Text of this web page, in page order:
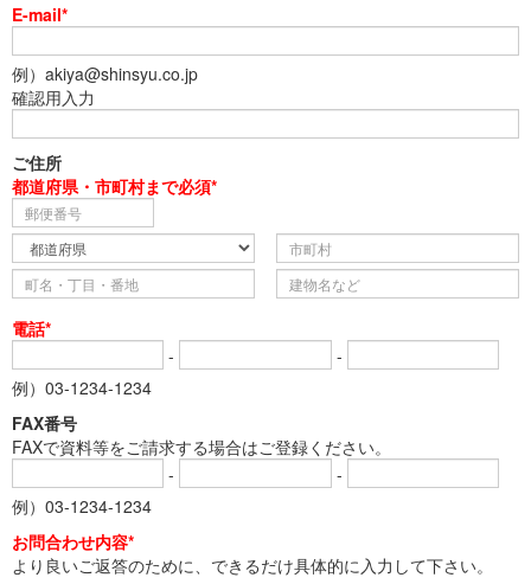
E-mail*
例）akiya@shinsyu.co.jp
確認用入力
ご住所
都道府県・市町村まで必須*
電話*
-
-
例）03-1234-1234
FAX番号
FAXで資料等をご請求する場合はご登録ください。
-
-
例）03-1234-1234
お問合わせ内容*
より良いご返答のために、できるだけ具体的に入力して下さい。